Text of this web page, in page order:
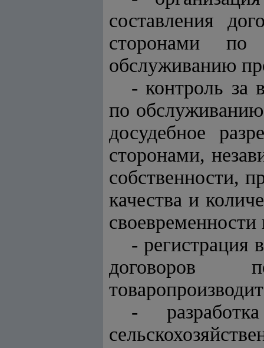
составления
сторонами по
обслуживанию
- контроль за
по обслуживанию
досудебное
сторонами,
собственности,
качества и
- регистрация
договоров
-